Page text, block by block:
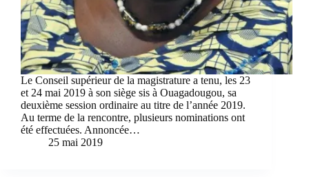
Le Conseil supérieur de la magistrature a tenu, les 23
et 24 mai 2019 à son siège sis à Ouagadougou, sa
deuxième session ordinaire au titre de l’année 2019.
Au terme de la rencontre, plusieurs nominations ont
été effectuées. Annoncée…
25 mai 2019